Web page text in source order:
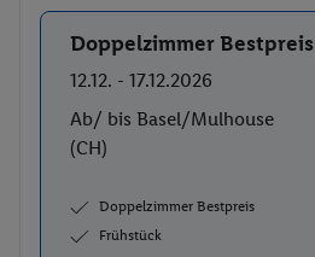
Buchen
Doppelzimmer Bestpreis
12.12. - 17.12.2026
Ab/ bis Basel/Mulhouse
(CH)
Doppelzimmer Bestpreis
Frühstück